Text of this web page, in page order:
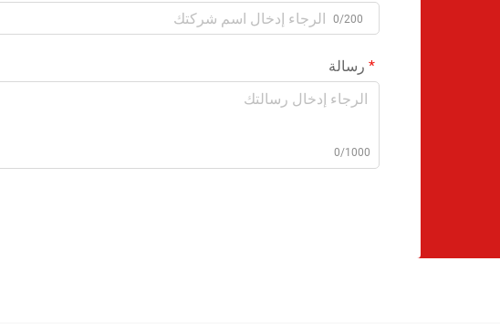
0/200
رسالة
0/1000